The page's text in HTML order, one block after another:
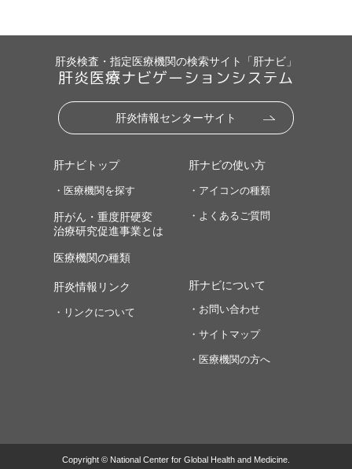
肝炎検査・指定医療機関の検索サイト「肝ナビ」
肝炎医療ナビゲーションシステム
肝炎情報センターサイト
肝ナビトップ
・医療機関を探す
肝がん・重度肝硬変
治療研究促進事業とは
医療機関の種類
肝ナビの使い方
・アイコンの種類
・よくあるご質問
肝炎情報リンク
・リンクについて
肝ナビについて
・お問い合わせ
・サイトマップ
・医療機関の方へ
Copyright © National Center for Global Health and Medicine.